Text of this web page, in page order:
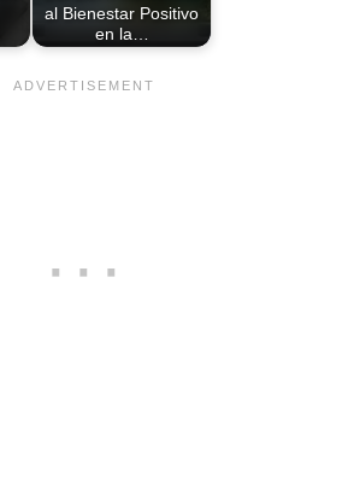
al Bienestar Positivo
en la…